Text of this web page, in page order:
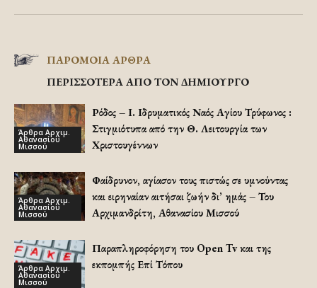
ΠΑΡΟΜΟΙΑ ΑΡΘΡΑ
ΠΕΡΙΣΣΟΤΕΡΑ ΑΠΟ ΤΟΝ ΔΗΜΙΟΥΡΓΟ
Άρθρα Αρχιμ.
Αθανασίου
Μισσού
Ρόδος – Ι. Ιδρυματικός Ναός Αγίου Τρύφωνος :
Στιγμιότυπα από την Θ. Λειτουργία των
Χριστουγέννων
Άρθρα Αρχιμ.
Αθανασίου
Μισσού
Φαίδρυνον, αγίασον τους πιστώς σε υμνούντας
και ειρηναίαν αιτήσαι ζωήν δι’ ημάς – Του
Αρχιμανδρίτη, Αθανασίου Μισσού
Άρθρα Αρχιμ.
Αθανασίου
Μισσού
Παραπληροφόρηση του Open Tv και της
εκπομπής Επί Τόπου